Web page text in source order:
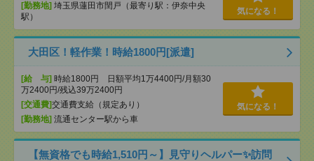
[勤務地] 埼玉県蓮田市閏戸（最寄り駅：伊奈中央
駅）
気になる！
大田区！軽作業！時給1800円[派遣]
[給 与] 時給1800円 日額平均1万4400円/月額30
万2400円/残込39万2400円
[交通費]交通費支給（規定あり）
[勤務地] 流通センター駅から車
気になる！
【無資格でも時給1,510円～】見守りヘルパー✨訪問